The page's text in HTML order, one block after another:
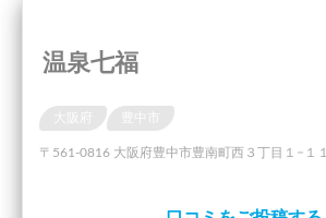
温泉七福
〒561-0816 大阪府豊中市豊南町西３丁目１−１１